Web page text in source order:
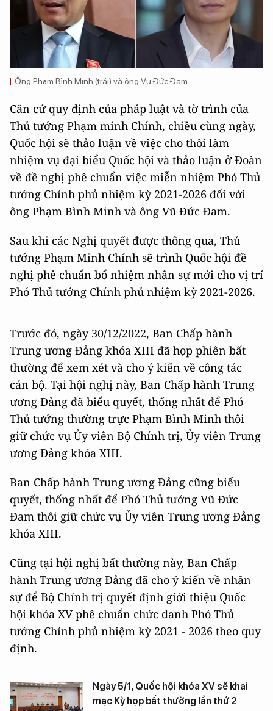
Ông Phạm Bình Minh (trái) và ông Vũ Đức Đam
Căn cứ quy định của pháp luật và tờ trình của
Thủ tướng Phạm minh Chính, chiều cùng ngày,
Quốc hội sẽ thảo luận về việc cho thôi làm
nhiệm vụ đại biểu Quốc hội và thảo luận ở Đoàn
về đề nghị phê chuẩn việc miễn nhiệm Phó Thủ
tướng Chính phủ nhiệm kỳ 2021-2026 đối với
ông Phạm Bình Minh và ông Vũ Đức Đam.
Sau khi các Nghị quyết được thông qua, Thủ
tướng Phạm Minh Chính sẽ trình Quốc hội đề
nghị phê chuẩn bổ nhiệm nhân sự mới cho vị trí
Phó Thủ tướng Chính phủ nhiệm kỳ 2021-2026.
Trước đó, ngày 30/12/2022, Ban Chấp hành
Trung ương Đảng khóa XIII đã họp phiên bất
thường để xem xét và cho ý kiến về công tác
cán bộ. Tại hội nghị này, Ban Chấp hành Trung
ương Đảng đã biểu quyết, thống nhất để Phó
Thủ tướng thường trực Phạm Bình Minh thôi
giữ chức vụ Ủy viên Bộ Chính trị, Ủy viên Trung
ương Đảng khóa XIII.
Ban Chấp hành Trung ương Đảng cũng biểu
quyết, thống nhất để Phó Thủ tướng Vũ Đức
Đam thôi giữ chức vụ Ủy viên Trung ương Đảng
khóa XIII.
Cũng tại hội nghị bất thường này, Ban Chấp
hành Trung ương Đảng đã cho ý kiến về nhân
sự để Bộ Chính trị quyết định giới thiệu Quốc
hội khóa XV phê chuẩn chức danh Phó Thủ
tướng Chính phủ nhiệm kỳ 2021 - 2026 theo quy
định.
Ngày 5/1, Quốc hội khóa XV sẽ khai
mạc Kỳ họp bất thường lần thứ 2